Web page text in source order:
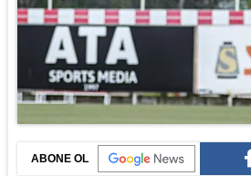
ABONE OL